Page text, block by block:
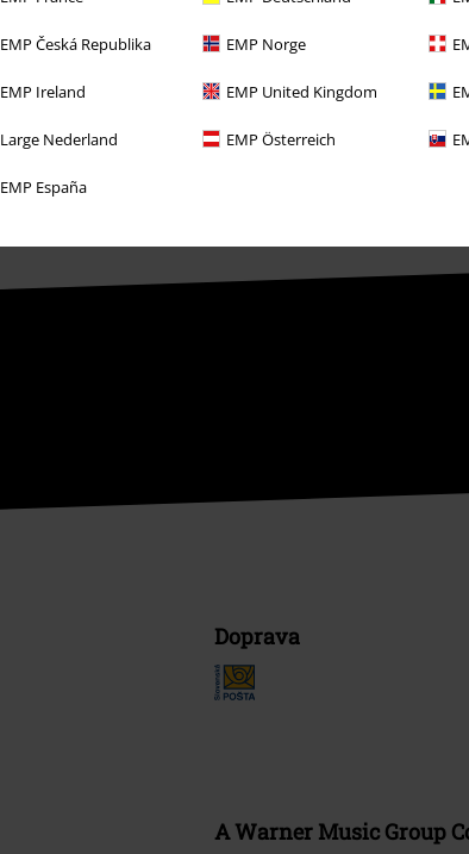
EMP Česká Republika EMP Norge
EMP Ireland EMP United Kingdom
Large Nederland EMP Österreich
EMP España
Doprava
A Warner Music Group